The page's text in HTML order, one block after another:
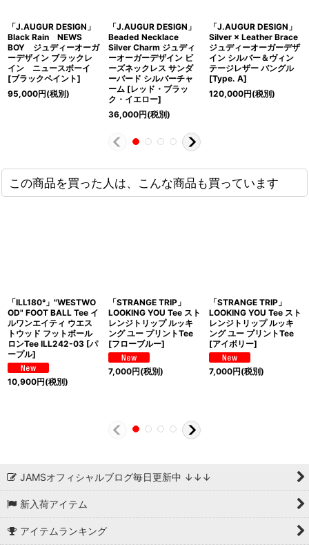
「J.AUGUR DESIGN」
Black Rain NEWS
BOY ジュディーオーガ
ーデザイン ブラックレ
イン ニュースボーイ
[ブラックペイント]
95,000円(税別)
「J.AUGUR DESIGN」
Beaded Necklace
Silver Charm ジュディ
ーオーガーデザイン ビ
ーズネックレス サンダ
ーバード シルバーチャ
ーム [レッド・ブラッ
ク・イエロー]
36,000円(税別)
「J.AUGUR DESIGN」
Silver × Leather Brace
ジュディーオーガーデザ
イン シルバー＆ヴィン
テージレザー バングル
[Type. A]
120,000円(税別)
この商品を買った人は、こんな商品も買っています
「ILL180°」"WESTWO
OD" FOOT BALL Tee イ
ルワンエイティ ウエス
トウッド フットボール
ロンTee ILL242-03 [パ
ープル]
10,900円(税別)
「STRANGE TRIP」
LOOKING YOU Tee スト
レンジトリップ ルッキ
ング ユー プリントTee
[フローブルー]
7,000円(税別)
「STRANGE TRIP」
LOOKING YOU Tee スト
レンジトリップ ルッキ
ング ユー プリントTee
[アイボリー]
7,000円(税別)
JAMSオフィシャルブログ毎日更新中 ↓↓↓
新入荷アイテム
アイテムランキング